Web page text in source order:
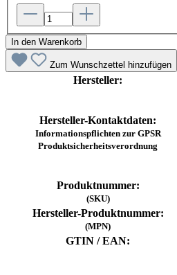
In den Warenkorb
Zum Wunschzettel hinzufügen
Hersteller:
Hersteller-Kontaktdaten:
Informationspflichten zur GPSR
Produktsicherheitsverordnung
Produktnummer:
(SKU)
Hersteller-Produktnummer:
(MPN)
GTIN / EAN: